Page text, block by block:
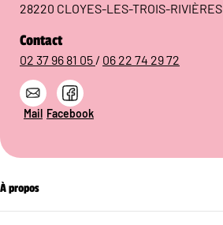
28220 CLOYES-LES-TROIS-RIVIÈRES
Contact
02 37 96 81 05 / 06 22 74 29 72
Mail Facebook
À propos